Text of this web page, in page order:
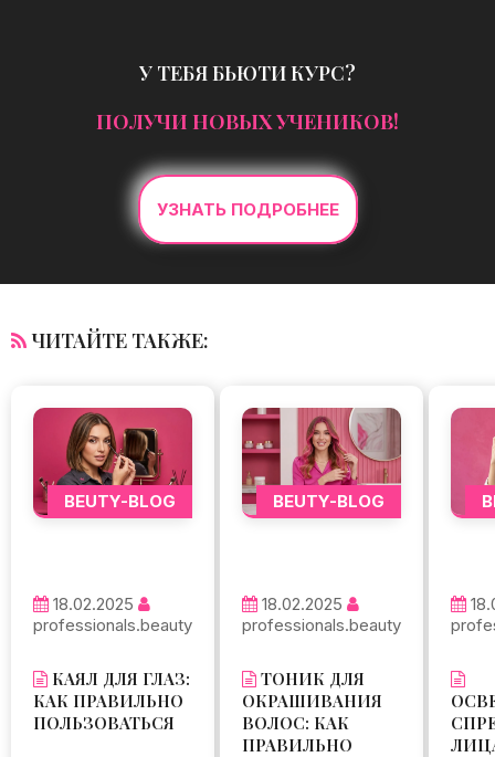
У ТЕБЯ БЬЮТИ КУРС?
ПОЛУЧИ НОВЫХ УЧЕНИКОВ!
УЗНАТЬ ПОДРОБНЕЕ
ЧИТАЙТЕ ТАКЖЕ:
BEUTY-BLOG
18.02.2025
professionals.beauty
КАЯЛ ДЛЯ ГЛАЗ:
КАК ПРАВИЛЬНО
ПОЛЬЗОВАТЬСЯ
BEUTY-BLOG
18.02.2025
professionals.beauty
ТОНИК ДЛЯ
ОКРАШИВАНИЯ
ВОЛОС: КАК
ПРАВИЛЬНО